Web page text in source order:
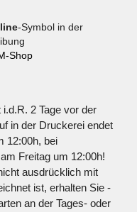
-Symbol in der
Shop
2 Tage vor der
in der Druckerei endet
12:00h, bei
Freitag um 12:00h!
ausdrücklich mit
ist, erhalten Sie -
an der Tages- oder